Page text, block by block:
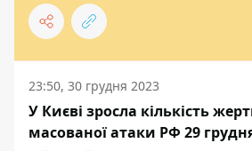
23:50, 30 грудня 2023
У Києві зросла кількість
масованої атаки РФ 29